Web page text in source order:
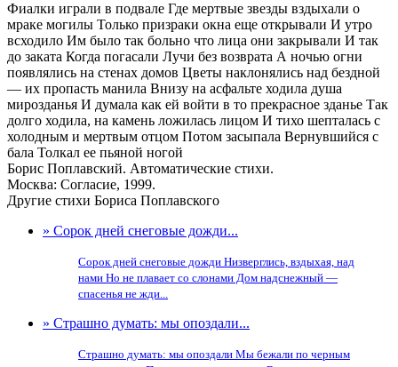
Фиалки играли в подвале Где мертвые звезды вздыхали о
мраке могилы Только призраки окна еще открывали И утро
всходило Им было так больно что лица они закрывали И так
до заката Когда погасали Лучи без возврата А ночью огни
появлялись на стенах домов Цветы наклонялись над бездной
— их пропасть манила Внизу на асфальте ходила душа
мирозданья И думала как ей войти в то прекрасное зданье Так
долго ходила, на камень ложилась лицом И тихо шепталась с
холодным и мертвым отцом Потом засыпала Вернувшийся с
бала Толкал ее пьяной ногой
Борис Поплавский. Автоматические стихи.
Москва: Согласие, 1999.
Другие стихи Бориса Поплавского
» Сорок дней снеговые дожди...
Сорок дней снеговые дожди Низверглись, вздыхая, над
нами Но не плавает со слонами Дом надснежный —
спасенья не жди...
» Страшно думать: мы опоздали...
Страшно думать: мы опоздали Мы бежали по черным